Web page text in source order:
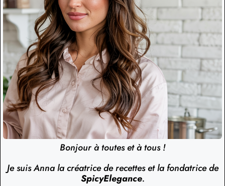
Bonjour à toutes et à tous !
Je suis Anna la créatrice de recettes et la fondatrice de
SpicyElegance.